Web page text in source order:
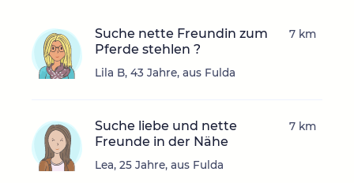
Suche nette Freundin zum
Pferde stehlen ?
Lila B, 43 Jahre, aus Fulda
7 km
Suche liebe und nette
Freunde in der Nähe
Lea, 25 Jahre, aus Fulda
7 km